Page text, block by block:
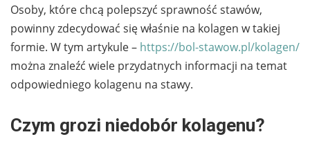
Osoby, które chcą polepszyć sprawność stawów,
powinny zdecydować się właśnie na kolagen w takiej
formie. W tym artykule – https://bol-stawow.pl/kolagen/
można znaleźć wiele przydatnych informacji na temat
odpowiedniego kolagenu na stawy.
Czym grozi niedobór kolagenu?